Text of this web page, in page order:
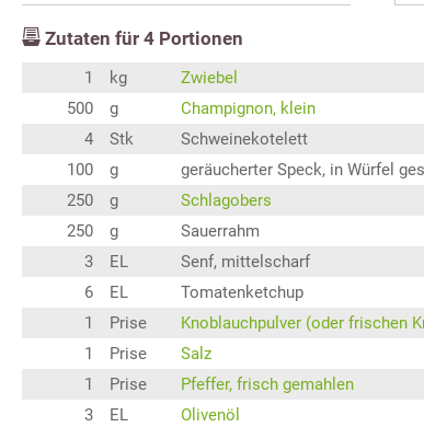
Zutaten für 4 Portionen
1 kg
Zwiebel
500
g
Champignon, klein
4
Stk
Schweinekotelett
100
g
geräucherter Speck, in Würfel
250
g
Schlagobers
250
g
Sauerrahm
3
EL
Senf, mittelscharf
6
EL
Tomatenketchup
1
Prise
Knoblauchpulver (oder frischen
1
Prise
Salz
1
Prise
Pfeffer, frisch gemahlen
3
EL
Olivenöl